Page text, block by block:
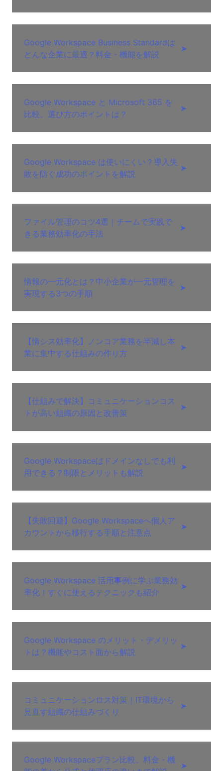
Google Workspace Business Standardは
どんな企業に最適？料金・機能を解説
➤
Google Workspace と Microsoft 365 を
比較。選び方のポイントは？
➤
Google Workspace は使いにくい？導入失
敗を防ぐ成功のポイントを解説
➤
ファイル管理のコツ4選｜チームで実践で
きる業務効率化の手法
➤
情報の一元化とは？中小企業が一元管理を
実現する3つの手順
➤
【情シス効率化】ノンコア業務を半減し本
業に集中する仕組みの作り方
➤
【仕組みで解決】コミュニケーションコス
トが高い組織の原因と改善策
➤
Google Workspaceはドメインなしでも利
用できる？制限とメリットも解説
➤
【失敗回避】Google Workspaceへ個人ア
カウントから移行する手順と注意点
➤
Google Workspace 活用事例に学ぶ業務効
率化！すぐに使えるテクニックも紹介
➤
Google Workspace のメリット・デメリッ
トは？機能やコスト面から解説
➤
コミュニケーションロス対策｜IT環境から
見直す組織の仕組みづくり
➤
Google Workspaceプラン比較。料金・機
➤